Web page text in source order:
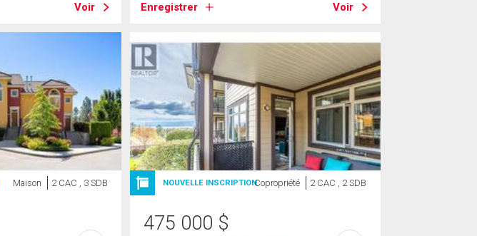
Voir Enregistrer Voir
Maison 2 CAC , 3 SDB NOUVELLE INSCRIPTIONCopropriété 2 CAC , 2 SDB
475 000 $